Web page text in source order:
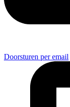
Doorsturen per email